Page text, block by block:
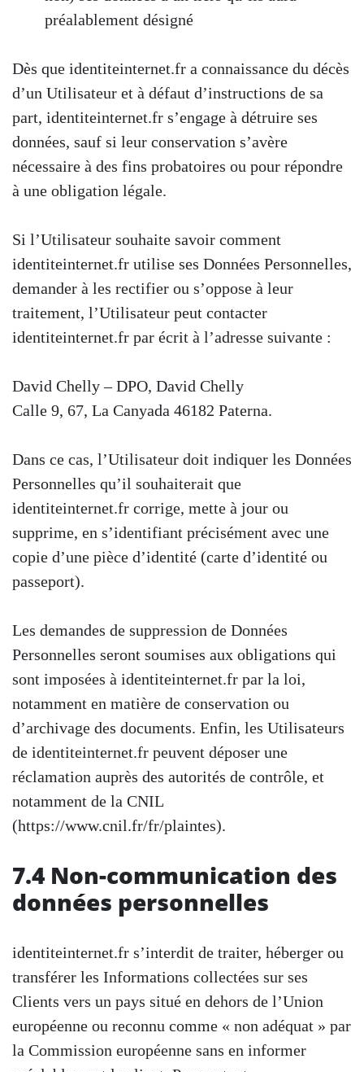
préalablement désigné
Dès que identiteinternet.fr a connaissance du décès
d’un Utilisateur et à défaut d’instructions de sa
part, identiteinternet.fr s’engage à détruire ses
données, sauf si leur conservation s’avère
nécessaire à des fins probatoires ou pour répondre
à une obligation légale.
Si l’Utilisateur souhaite savoir comment
identiteinternet.fr utilise ses Données Personnelles,
demander à les rectifier ou s’oppose à leur
traitement, l’Utilisateur peut contacter
identiteinternet.fr par écrit à l’adresse suivante :
David Chelly – DPO, David Chelly
Calle 9, 67, La Canyada 46182 Paterna.
Dans ce cas, l’Utilisateur doit indiquer les Données
Personnelles qu’il souhaiterait que
identiteinternet.fr corrige, mette à jour ou
supprime, en s’identifiant précisément avec une
copie d’une pièce d’identité (carte d’identité ou
passeport).
Les demandes de suppression de Données
Personnelles seront soumises aux obligations qui
sont imposées à identiteinternet.fr par la loi,
notamment en matière de conservation ou
d’archivage des documents. Enfin, les Utilisateurs
de identiteinternet.fr peuvent déposer une
réclamation auprès des autorités de contrôle, et
notamment de la CNIL
(https://www.cnil.fr/fr/plaintes).
7.4 Non-communication des
données personnelles
identiteinternet.fr s’interdit de traiter, héberger ou
transférer les Informations collectées sur ses
Clients vers un pays situé en dehors de l’Union
européenne ou reconnu comme « non adéquat » par
la Commission européenne sans en informer